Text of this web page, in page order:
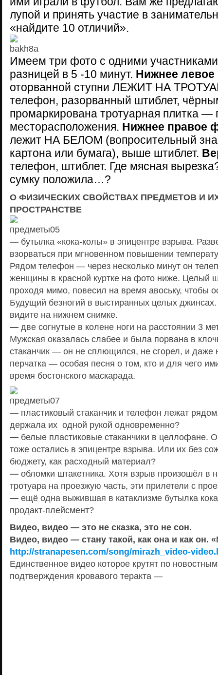
лупой и принять участие в
«найдите 10 отличий».
Имеем три фото с одними
разницей в 5 -10 минут. Нижнее
оторванной ступни ЛЕЖИТ НА
телефон, разорванный штиблет,
промаркирована тротуарная плитка —
месторасположения. Нижнее правое
лежит НА БЕЛОМ (вопросительный
картона или бумага), выше штиблет. В
телефон, штиблет. Где мясная
сумку положила…?
О ФИЗИЧЕСКИХ СВОЙСТВАХ ПРЕДМЕТОВ И
ПРОСТРАНСТВЕ
— бутылка «кока-колы» в эпицентре взрыва.
взорваться при мгновенном повышении
Рядом телефон — через несколько минут он
женщины в красной куртке на фото ниже. Целый
проходя мимо, повесил на время авоську, чтобы
Будущий безногий в выстиранных целых
видите на нижнем снимке.
— две согнутые в колене ноги на расстоянии 3
Мужская оказалась слабее и была порвана в
стаканчик — он не сплющился, не сгорел, и даже
перчатка — особая песня о том, кто и для чего
время бостонского маскарада.
— пластиковый стаканчик и телефон лежат
держала их одной рукой одновременно?
— белые пластиковые стаканчики в целлофане.
тоже остались в эпицентре взрыва. Или их без
бюджету, как расходный материал?
— обломки штакетника. Хотя взрыв произошёл в
тротуара на проезжую часть, эти прилетели с
— ещё одна выжившая в катаклизме бутылка
продакт-плейсмент?
Видео, видео — это не сказка, это не сон.
Видео, видео — стану такой, как она и как он.
http://stranapesen.com/song/mirazh_video-v
Единственное видео которое крутят по
подтверждения кровавого теракта —